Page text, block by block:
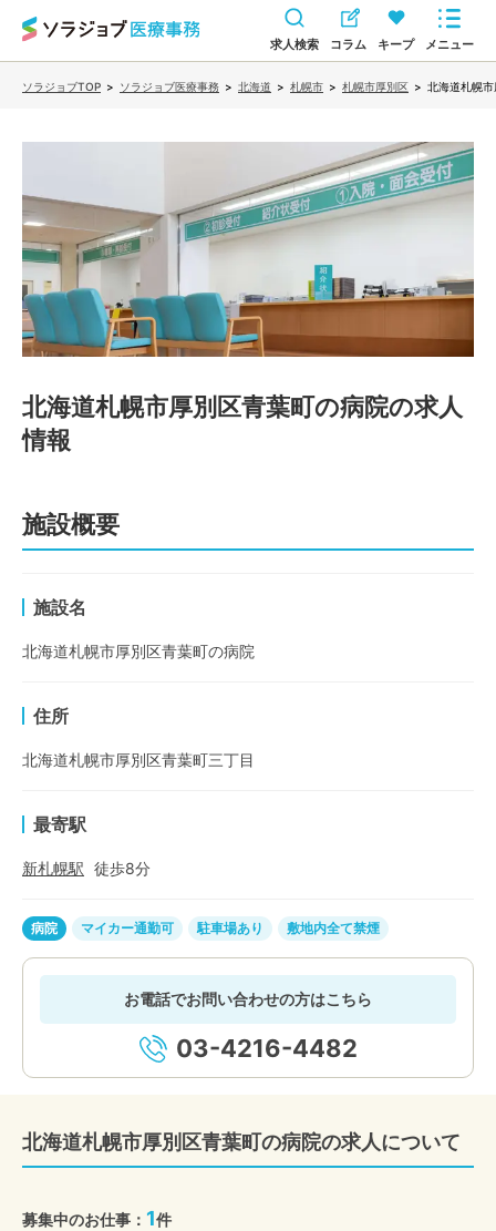
求人検索 コラム キープ メニュー
ソラジョブTOP > ソラジョブ医療事務 > 北海道 > 札幌市 > 札幌市厚別区 > 北海道札幌
北海道札幌市厚別区青葉町の病院の求人
情報
施設概要
施設名
北海道札幌市厚別区青葉町の病院
住所
北海道札幌市厚別区青葉町三丁目
最寄駅
新札幌駅 徒歩8分
病院 マイカー通勤可 駐車場あり 敷地内全て禁煙
お電話でお問い合わせの方はこちら
03-4216-4482
北海道札幌市厚別区青葉町の病院の求人について
募集中のお仕事： 1件